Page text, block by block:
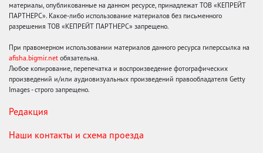
материалы, опубликованные на данном ресурсе, принадлежат ТОВ «КЕПРЕЙТ
ПАРТНЕРС». Какое-либо использование материалов без письменного
разрешения ТОВ «КЕПРЕЙТ ПАРТНЕРС» запрещено.
При правомерном использовании материалов данного ресурса гиперссылка на
afisha.bigmir.net обязательна.
Любое копирование, перепечатка и воспроизведение фотографических
произведений и/или аудиовизуальных произведений правообладателя Getty
Images - строго запрещено.
Редакция
Наши контакты и схема проезда